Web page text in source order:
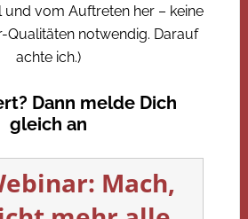
und vom Auftreten her – keine
Qualitäten notwendig. Darauf
achte ich.)
Dann melde Dich
gleich an
Mach,